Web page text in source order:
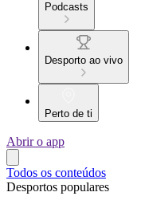
Podcasts
Desporto ao vivo
Perto de ti
Abrir o app
Todos os conteúdos
Desportos populares